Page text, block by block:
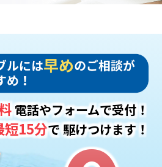
電話やフォームで受付！
短15分で駆けつけます！